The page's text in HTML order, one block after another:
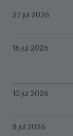
27 jul 2026
16 jul 2026
10 jul 2026
8 jul 2026